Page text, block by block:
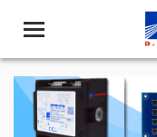
T
g
g
l
e